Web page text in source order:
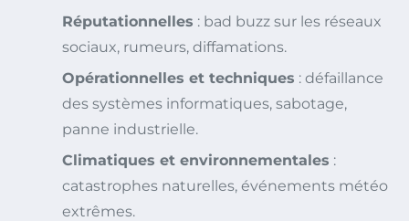
Réputationnelles : bad buzz sur les réseaux
sociaux, rumeurs, diffamations.
Opérationnelles et techniques : défaillance
des systèmes informatiques, sabotage,
panne industrielle.
Climatiques et environnementales :
catastrophes naturelles, événements météo
extrêmes.